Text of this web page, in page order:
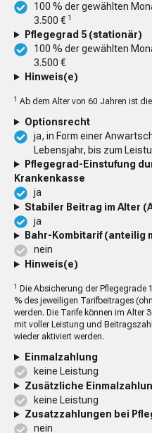
100 % der gewählten
3.500 € 1
Pflegegrad 5 (stationär)
100 % der gewählten
3.500 €
Hinweis(e)
1 Ab dem Alter von 60 Jahren ist
Optionsrecht
ja, in Form einer
Lebensjahr, bis zum
Pflegegrad-Einstufung
Krankenkasse
ja
Stabiler Beitrag im Alter
ja
Bahr-Kombitarif (anteilig
nein
Hinweis(e)
1
Die Absicherung der Pflegegrade
% des jeweiligen Tarifbeitrages
werden. Die Tarife können im Alter
mit voller Leistung und
wieder aktiviert werden.
Einmalzahlung
keine Leistung
Zusätzliche
keine Leistung
Zusatzzahlungen bei
nein